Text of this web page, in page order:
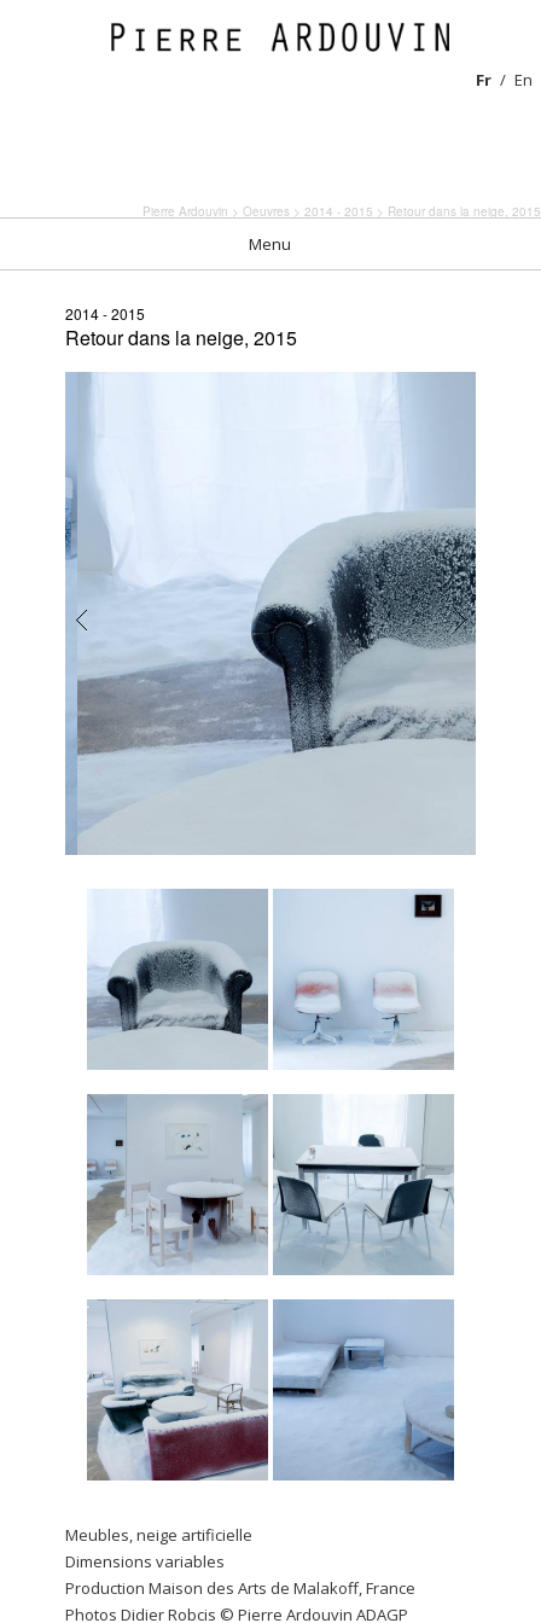
Fr En
Pierre Ardouvin > Oeuvres > 2014 - 2015 > Retour dans la neige, 2015
Menu
2014 - 2015
Retour dans la neige, 2015
Meubles, neige artificielle
Dimensions variables
Production Maison des Arts de Malakoff, France
Photos Didier Robcis © Pierre Ardouvin ADAGP